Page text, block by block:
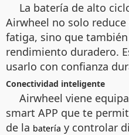
La batería de alto
Airwheel no solo
fatiga, sino que
rendimiento duradero.
usarlo con confianza
Conectividad inteligente
Airwheel viene
smart APP que te
de la batería y controlar